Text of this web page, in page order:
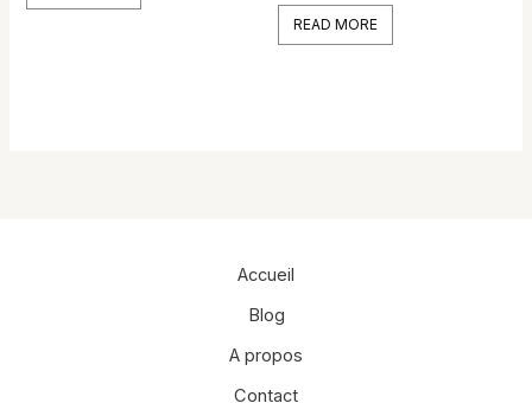
READ MORE
Accueil
Blog
A propos
Contact